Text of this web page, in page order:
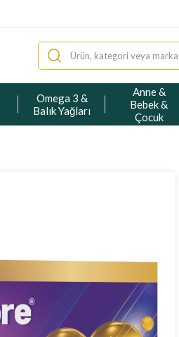
Omega 3 &
Balık Yağları
Anne &
Bebek &
Çocuk